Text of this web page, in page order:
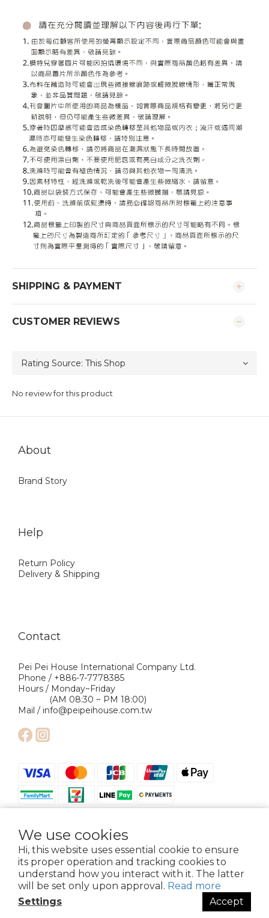
We use cookies
Hi, this website uses essential cookie to ensure
its proper operation and tracking cookies to
understand how you interact with it. The latter
will be set only upon approval. Read more
Settings
Accept
SHIPPING & PAYMENT
CUSTOMER REVIEWS
No review for this product
BUY NOW
About
Brand Story
Help
Return Policy
Delivery & Shipping
Contact
Pei Pei House International Company Ltd.
Phone / +886-7-7778385
Hours / Monday~Friday
(AM 08:30 ~ PM 18:00)
Mail / info@peipeihouse.com.tw
Copyright © 2024 Pei Pei House International Company Ltd. All Rights
Reserved.